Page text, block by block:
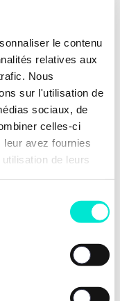
le contenu
relatives aux
Nous
sur l'utilisation de
sociaux, de
celles-ci
avez fournies
de leurs
Elle le doit
président